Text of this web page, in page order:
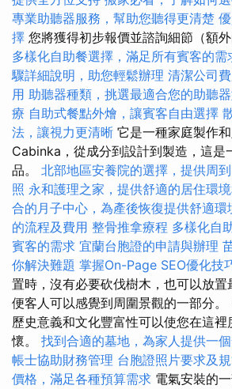
專業助聽器服務，幫助您聽得更清楚
擇 您將獲得初步報價並諮詢細節（額外
多樣化自助餐選擇，滿足所有賓客的需
驟詳細說明，助您輕鬆辦理 清潔公司
用 助聽器種類，挑選最適合您的助聽
療 自助式餐點外燴，讓賓客自由選擇
法，讓視力更清晰 它是一種家庭製作
Cabinka，從成分到設計到製造，這是
品。 北部地區安養院的選擇，提供周
照 永和護理之家，提供舒適的居住環
合的月子中心，為產後恢復提供舒適環
的流程及費用 整骨推拿療程 多樣化自
賓客的需求 宜蘭台胞證的申請與辦理
你解決難題 掌握On-Page SEO優化技
置時，沒有必要砍伐樹木，也可以放置
便客人可以感覺到周圍景觀的一部分。
歷史意義和文化豐富性可以使您在這
懷。 找到合適的墓地，為家人提供一
帳士協助財務管理 台胞證照片要求及
價格，滿足各種預算需求 電氣安裝的